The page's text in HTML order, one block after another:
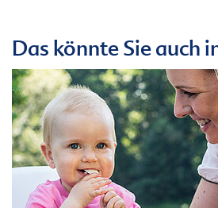
Das könnte Sie auch